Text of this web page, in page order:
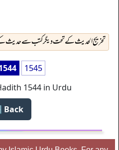
تخریج الحدیث کے تحت دیگر کتب سے حدیث کے
1545
1544 in Urdu
Back ⬅️